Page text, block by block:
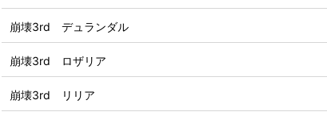
崩壊3rd デュランダル
崩壊3rd ロザリア
崩壊3rd リリア